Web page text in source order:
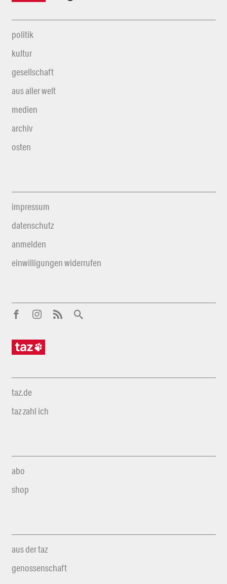
politik
kultur
gesellschaft
aus aller welt
medien
archiv
osten
impressum
datenschutz
anmelden
einwilligungen widerrufen
taz.de
taz zahl ich
abo
shop
aus der taz
genossenschaft